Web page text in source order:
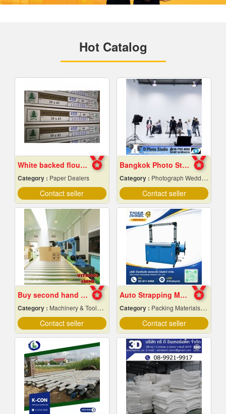
Hot Catalog
White backed flour box paper
Category : Paper Dealers
Contact seller
Bangkok Photo Studio
Category : Photograph Wedding Studio
Contact seller
Buy second hand industrial machinery
Category : Machinery & Tools-New
Contact seller
Auto Strapping Machine
Category : Packing Materials-Mechanical
Contact seller